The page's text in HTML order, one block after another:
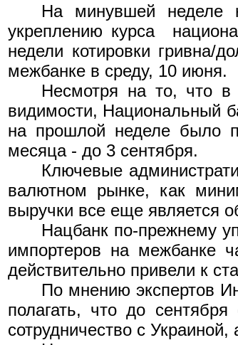
На минувшей неделе
укреплению курса
недели котировки гривна/
межбанке в среду, 10 июня.
Несмотря на то, что в
видимости, Национальный
на прошлой неделе было
месяца - до 3 сентября.
Ключевые
валютном рынке, как
выручки все еще является
Нацбанк по-прежнему
импортеров на межбанке
действительно привели к
По мнению экспертов
полагать, что до
сотрудничество с